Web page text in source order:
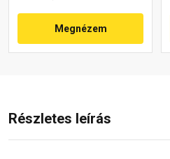
Megnézem
Részletes leírás